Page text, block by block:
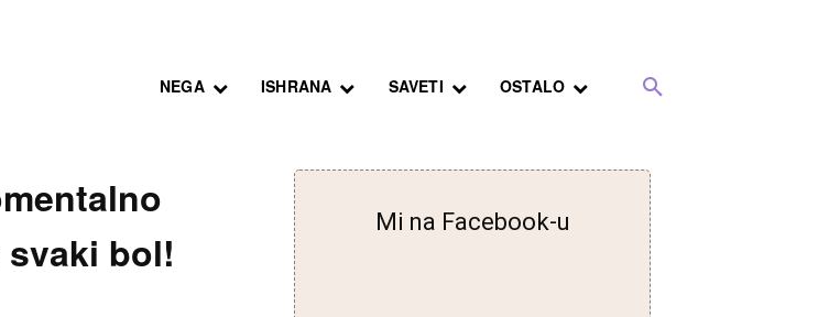
NEGA ISHRANA SAVETI OSTALO
bol!
Mi na Facebook-u